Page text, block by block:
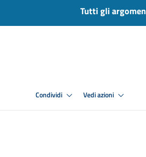
Tutti gli
Condividi Vedi azioni